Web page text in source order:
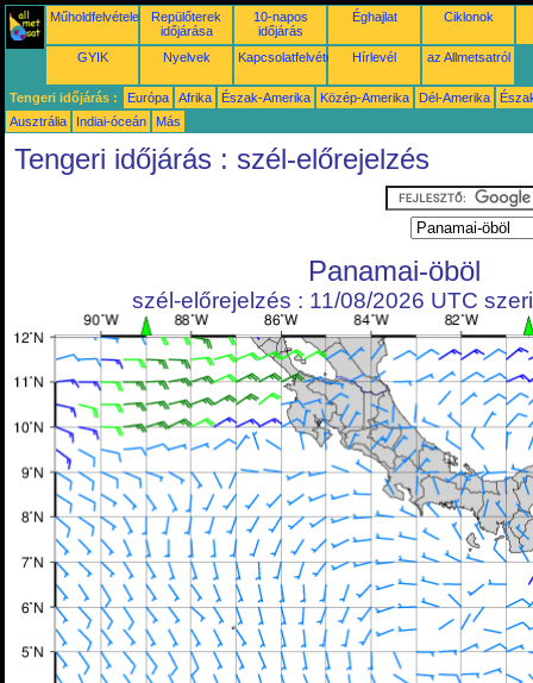
Műholdfelvételek
Repülőterek
időjárása
10-napos
időjárás
Éghajlat Ciklonok
GYIK Nyelvek Kapcsolatfelvétel Hírlevél az Allmetsatról
Tengeri időjárás : Európa Afrika Észak-Amerika Közép-Amerika Dél-Amerika
Ausztrália
Indiai-óceán Más
Tengeri időjárás : szél-előrejelzés
Panamai-öböl
szél-előrejelzés : 11/08/2026 UTC